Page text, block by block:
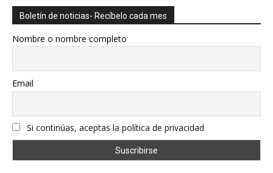
Boletín de noticias- Recíbelo cada mes
Nombre o nombre completo
Email
Si continúas, aceptas la política de privacidad